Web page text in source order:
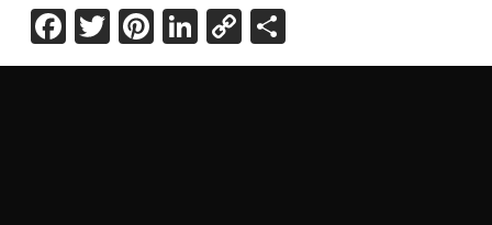
Facebook
Twitter
Pinterest
LinkedIn
Copy
Link
Share